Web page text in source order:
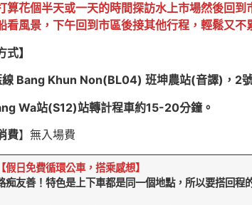
算花個半天或一天的時間探訪水上市場然後回
看風景，下午回到市區後接其他行程，輕鬆又不
式】
Bang Khun Non(BL04) 班坤農站(音譯)，2
Wa站(S12)站轉計程車約15-20分鐘。
費】無入場費
【假日免費循環公車，搭乘感想】
痴友善！特色是上下車都是同一個地點，所以要搭回程